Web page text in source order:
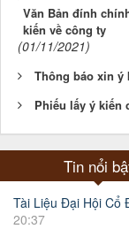
Văn Bản đính
kiến về công ty
(01/11/2021)
Thông báo xin ý
Phiếu lấy ý kiến
Tin nổi
Tài Liệu Đại Hội Cổ
20:37